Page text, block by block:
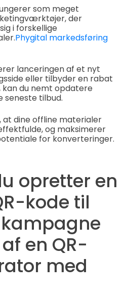
som meget
der
i forskellige
Phygital markedsføring
lanceringen af et nyt
eller tilbyder en rabat
du nemt opdatere
seneste tilbud.
at dine offline materialer
og maksimerer
for konverteringer.
opretter en
kode til
en QR-
med